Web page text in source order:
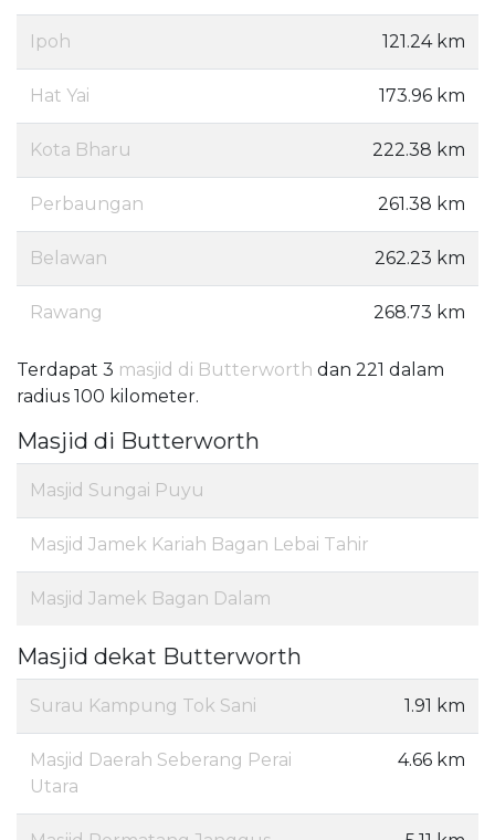
Ipoh 121.24 km
Hat Yai 173.96 km
Kota Bharu 222.38 km
Perbaungan 261.38 km
Belawan 262.23 km
Rawang 268.73 km
Terdapat 3 masjid di Butterworth dan 221 dalam
radius 100 kilometer.
Masjid di Butterworth
Masjid Sungai Puyu
Masjid Jamek Kariah Bagan Lebai Tahir
Masjid Jamek Bagan Dalam
Masjid dekat Butterworth
Surau Kampung Tok Sani 1.91 km
Masjid Daerah Seberang Perai
Utara
4.66 km